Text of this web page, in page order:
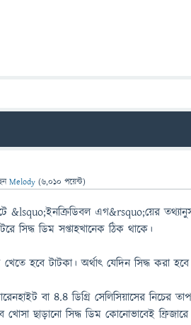
Melody (6,010 পয়েন্ট)
&lsquo;ইনক্রিডিবল এগ&rsquo;য়ের
সিদ্ধ ডিম সপ্তাহখানেক ঠিক থাকে।
হবে টাটকা। অর্থাৎ যেদিন সিদ্ধ করা
বা ৪.৪ ডিগ্রি সেলিসিয়াসের নিচের
ছাড়ানো সিদ্ধ ডিম কোনোভাবেই ফ্রিজারে